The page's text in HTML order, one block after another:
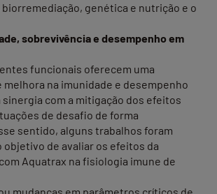
biorremediação, genética e nutrição e o
sobrevivência e desempenho em
funcionais oferecem uma
na imunidade e desempenho
sinergia com a mitigação dos efeitos
de desafio de forma
sentido, alguns trabalhos foram
objetivo de avaliar os efeitos da
Aquatrax na fisiologia imune de